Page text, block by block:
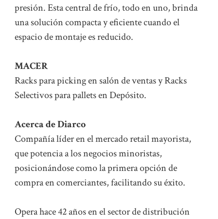
presión. Esta central de frío, todo en uno, brinda
una solución compacta y eficiente cuando el
espacio de montaje es reducido.
MACER
Racks para picking en salón de ventas y Racks
Selectivos para pallets en Depósito.
Acerca de Diarco
Compañía líder en el mercado retail mayorista,
que potencia a los negocios minoristas,
posicionándose como la primera opción de
compra en comerciantes, facilitando su éxito.
Opera hace 42 años en el sector de distribución